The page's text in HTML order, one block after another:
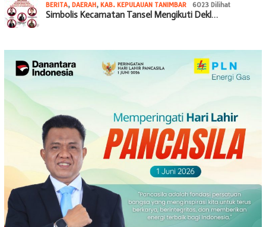
BERITA, DAERAH, KAB. KEPULAUAN TANIMBAR 6023 Dilihat
Simbolis Kecamatan Tansel Mengikuti Dekl…